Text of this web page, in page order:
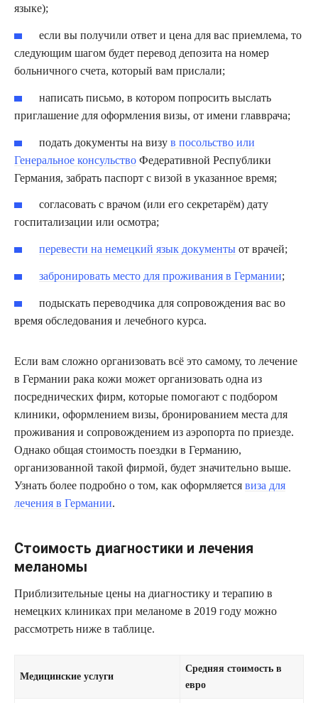
языке);
если вы получили ответ и цена для вас приемлема, то
следующим шагом будет перевод депозита на номер
больничного счета, который вам прислали;
написать письмо, в котором попросить выслать
приглашение для оформления визы, от имени главврача;
подать документы на визув посольство или
Генеральное консульство Федеративной Республики
Германия, забрать паспорт с визой в указанное время;
согласовать с врачом (или его секретарём) дату
госпитализации или осмотра;
перевести на немецкий язык документы от врачей;
забронировать место для проживания в Германии;
подыскать переводчика для сопровождения вас во
время обследования и лечебного курса.
Если вам сложно организовать всё это самому, то лечение
в Германии рака кожи может организовать одна из
посреднических фирм, которые помогают с подбором
клиники, оформлением визы, бронированием места для
проживания и сопровождением из аэропорта по приезде.
Однако общая стоимость поездки в Германию,
организованной такой фирмой, будет значительно выше.
Узнать более подробно о том, как оформляется виза для
лечения в Германии.
Стоимость диагностики и лечения
меланомы
Приблизительные цены на диагностику и терапию в
немецких клиниках при меланоме в 2019 году можно
рассмотреть ниже в таблице.
Медицинские услуги
Средняя стоимость в
евро